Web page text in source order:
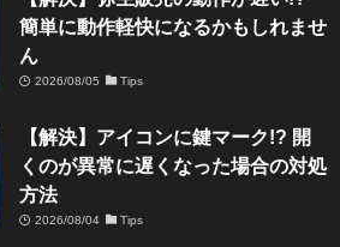
簡単に動作軽快になるかもしれませ
ん
2026/08/05 Tips
【解決】アイコンに鍵マーク!? 開
くのが異常に遅くなった場合の対処
方法
2026/08/04 Tips